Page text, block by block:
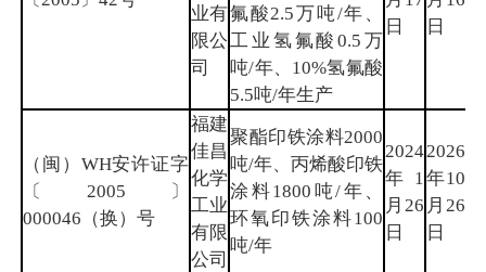
业有
限公
司
氟酸2.5万吨/年、
工业氢氟酸0.5万
吨/年、10%氢氟酸
5.5吨/年生产
日
日
（闽）WH安许证字
〔2005〕
000046（换）号
福建
佳昌
化学
工业
有限
公司
聚酯印铁涂料2000
吨/年、丙烯酸印铁
涂料1800吨/年、
环氧印铁涂料100
吨/年
2024
年1
月26
日
2026
年10
月26
日